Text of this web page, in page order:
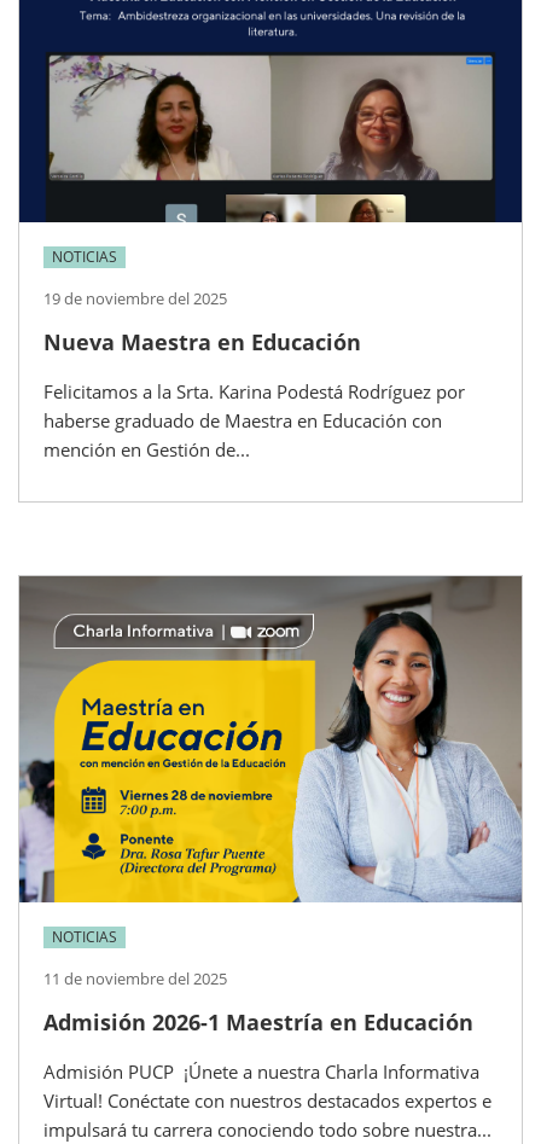
NOTICIAS
19 de noviembre del 2025
Nueva Maestra en Educación
Felicitamos a la Srta. Karina Podestá Rodríguez por
haberse graduado de Maestra en Educación con
mención en Gestión de...
NOTICIAS
11 de noviembre del 2025
Admisión 2026-1 Maestría en Educación
Admisión PUCP ¡Únete a nuestra Charla Informativa
Virtual! Conéctate con nuestros destacados expertos e
impulsará tu carrera conociendo todo sobre nuestra...